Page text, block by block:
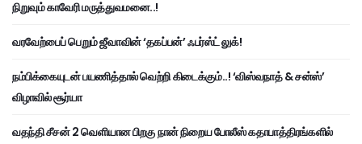
நிறுவும் காவேரி மருத்துவமனை..!
வரவேற்பைப் பெறும் ஜீவாவின் ‘தகப்பன்’ ஃபர்ஸ்ட் லுக்!
நம்பிக்கையுடன் பயணித்தால் வெற்றி கிடைக்கும்..! ‘விஸ்வநாத் & சன்ஸ்’
விழாவில் சூர்யா
வதந்தி சீசன் 2 வெளியான பிறகு நான் நிறைய போலீஸ் கதாபாத்திரங்களில்